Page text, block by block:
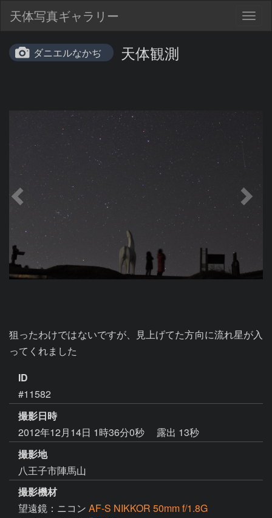
天体写真ギャラリー
ダニエルなかぢ 天体観測
狙ったわけではないですが、見上げてた方向に流れ星が入
ってくれました
ID
#11582
撮影日時
2012年12月14日 1時36分0秒
露出 13秒
撮影地
八王子市陣馬山
撮影機材
望遠鏡：ニコン AF-S NIKKOR 50mm f/1.8G